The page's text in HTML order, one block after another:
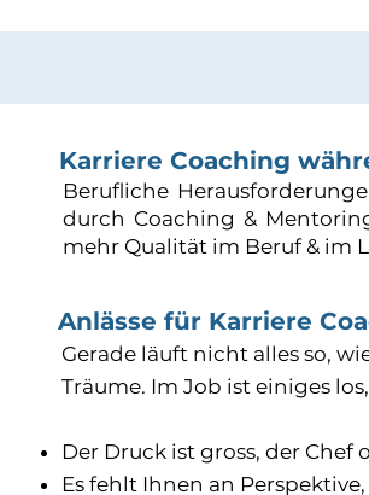
Karriere Coaching
Berufliche
durch Coaching &
mehr Qualität im Beruf & im
Anlässe für Karriere
Gerade läuft nicht alles so,
Träume. Im Job ist einiges
Der Druck ist gross, der
Es fehlt Ihnen an